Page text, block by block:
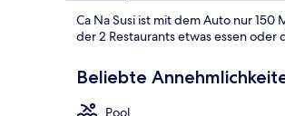
Ca Na Susi ist mit dem Auto nur
der 2 Restaurants etwas essen
Beliebte
Pool